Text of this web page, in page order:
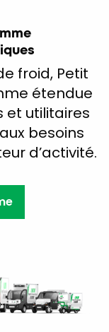
froid, Petit
étendue
et utilitaires
besoins
d’activité.